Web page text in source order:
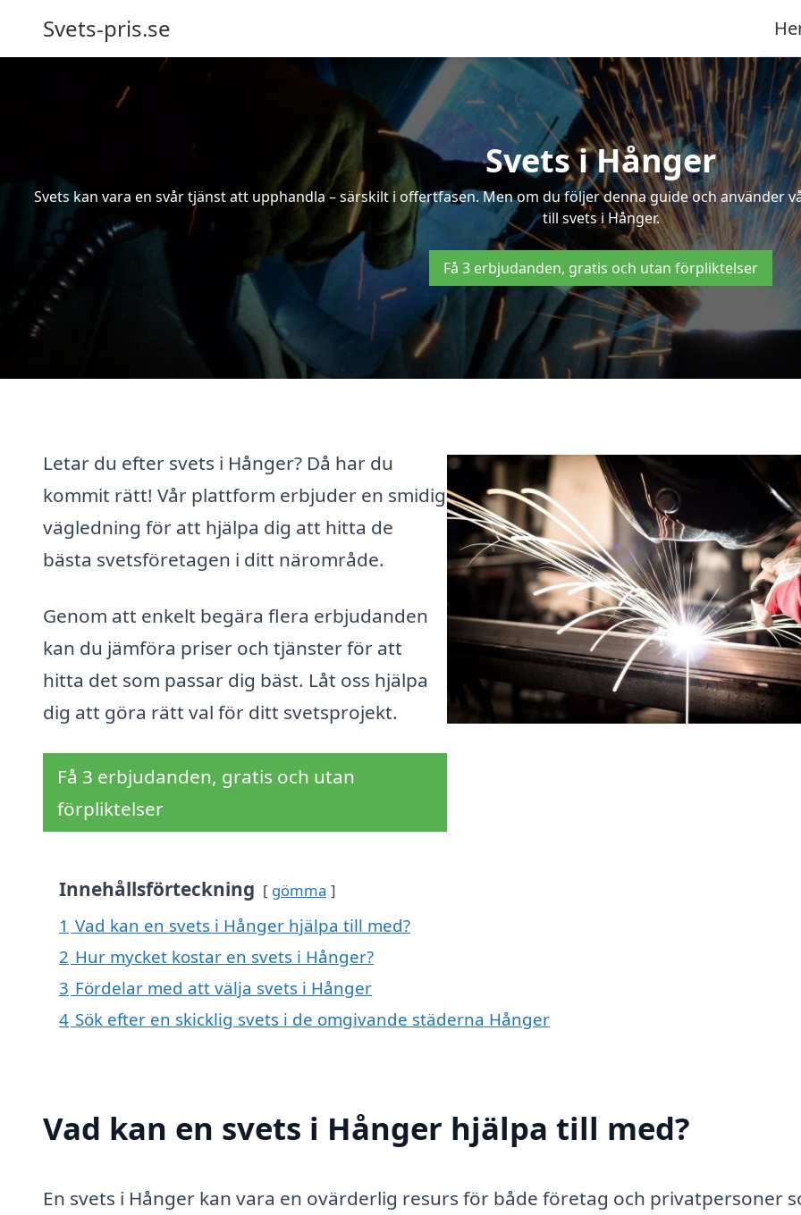
Svets-pris.se
Svets i Hånger
Svets kan vara en svår tjänst att upphandla – särskilt i offertfasen. Men om du följer denna guide och använder
till svets i Hånger.
Få 3 erbjudanden, gratis och utan förpliktelser
Letar du efter svets i Hånger? Då har du
kommit rätt! Vår plattform erbjuder en smidig
vägledning för att hjälpa dig att hitta de
bästa svetsföretagen i ditt närområde.
Genom att enkelt begära flera erbjudanden
kan du jämföra priser och tjänster för att
hitta det som passar dig bäst. Låt oss hjälpa
dig att göra rätt val för ditt svetsprojekt.
Få 3 erbjudanden, gratis och utan
förpliktelser
Innehållsförteckning gömma
1 Vad kan en svets i Hånger hjälpa till med?
2 Hur mycket kostar en svets i Hånger?
3 Fördelar med att välja svets i Hånger
4 Sök efter en skicklig svets i de omgivande städerna Hånger
Vad kan en svets i Hånger hjälpa till med?
En svets i Hånger kan vara en ovärderlig resurs för både företag och privatpersoner